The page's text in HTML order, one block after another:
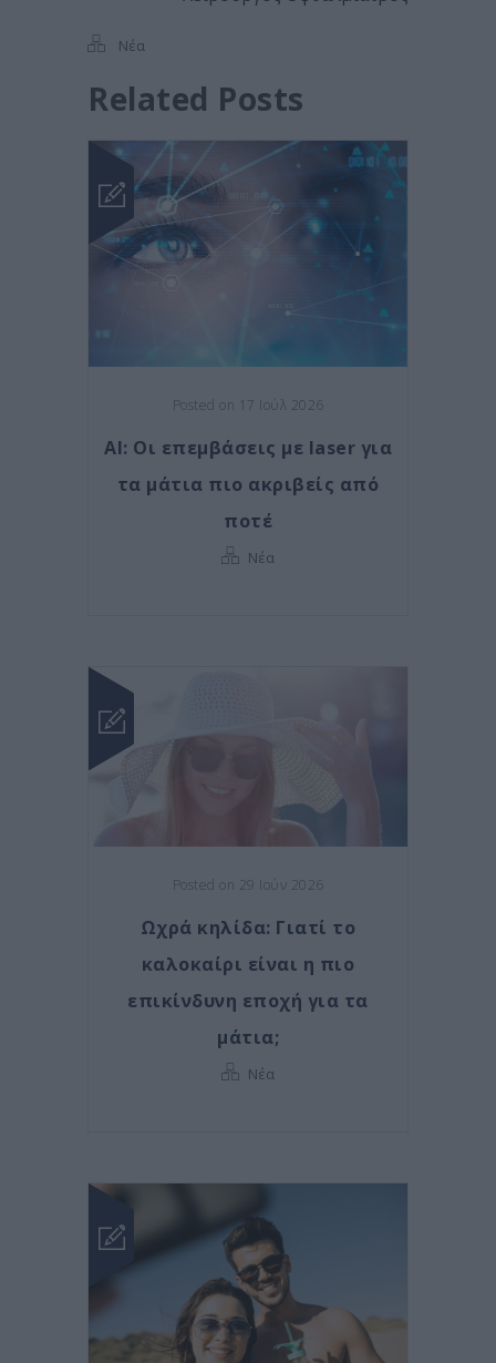
Νέα
Related Posts
Posted on 17 Ιούλ 2026
AI: Οι επεμβάσεις με laser για
τα μάτια πιο ακριβείς από
ποτέ
Νέα
Posted on 29 Ιούν 2026
Ωχρά κηλίδα: Γιατί το
καλοκαίρι είναι η πιο
επικίνδυνη εποχή για τα
μάτια;
Νέα